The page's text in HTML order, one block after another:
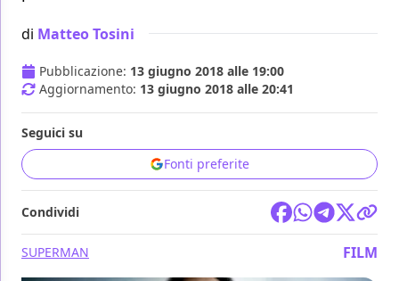
di Matteo Tosini
Pubblicazione: 13 giugno 2018 alle 19:00
Aggiornamento: 13 giugno 2018 alle 20:41
Seguici su
Fonti preferite
Condividi
SUPERMAN FILM